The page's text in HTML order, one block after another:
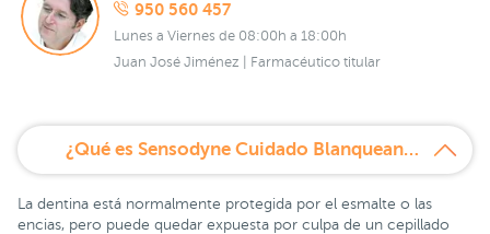
950 560 457
Lunes a Viernes de 08:00h a 18:00h
Juan José Jiménez | Farmacéutico titular
¿Qué es Sensodyne Cuidado Blanqueante pasta dentífrica 75 ml pack Duplo?
La dentina está normalmente protegida por el esmalte o las
encias, pero puede quedar expuesta por culpa de un cepillado